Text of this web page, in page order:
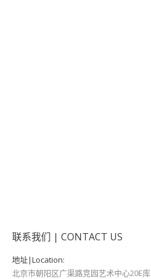
联系我们 | CONTACT US
地址|Location:
北京市朝阳区广渠路竞园艺术中心20E库